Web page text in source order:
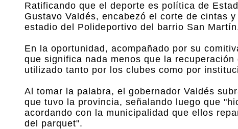
Ratificando que el deporte es política de
Gustavo Valdés, encabezó el corte de cintas
estadio del Polideportivo del barrio San
En la oportunidad, acompañado por su
que significa nada menos que la
utilizado tanto por los clubes como por
Al tomar la palabra, el gobernador Valdés
que tuvo la provincia, señalando luego que
acordando con la municipalidad que ellos
del parquet".